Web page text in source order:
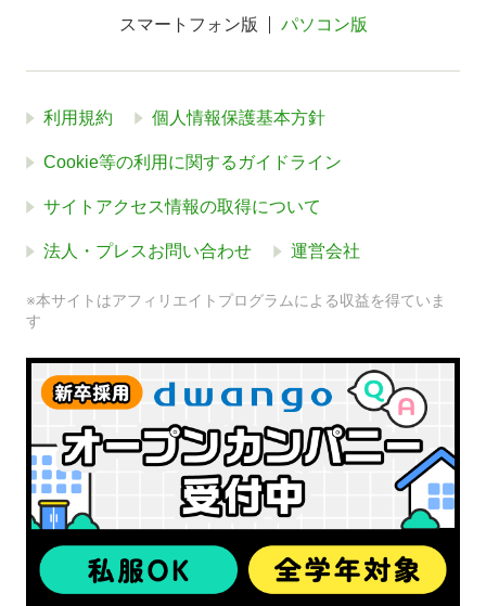
スマートフォン版 パソコン版
利用規約 個人情報保護基本方針
Cookie等の利用に関するガイドライン
サイトアクセス情報の取得について
法人・プレスお問い合わせ 運営会社
※本サイトはアフィリエイトプログラムによる収益を得ていま
す